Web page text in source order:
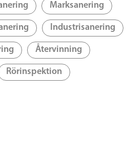
Marksanering
Industrisanering
Återvinning
Rörinspektion